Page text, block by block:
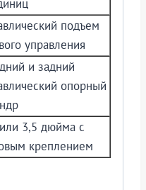
подъем
управления
и задний
опорный
3,5 дюйма с
креплением